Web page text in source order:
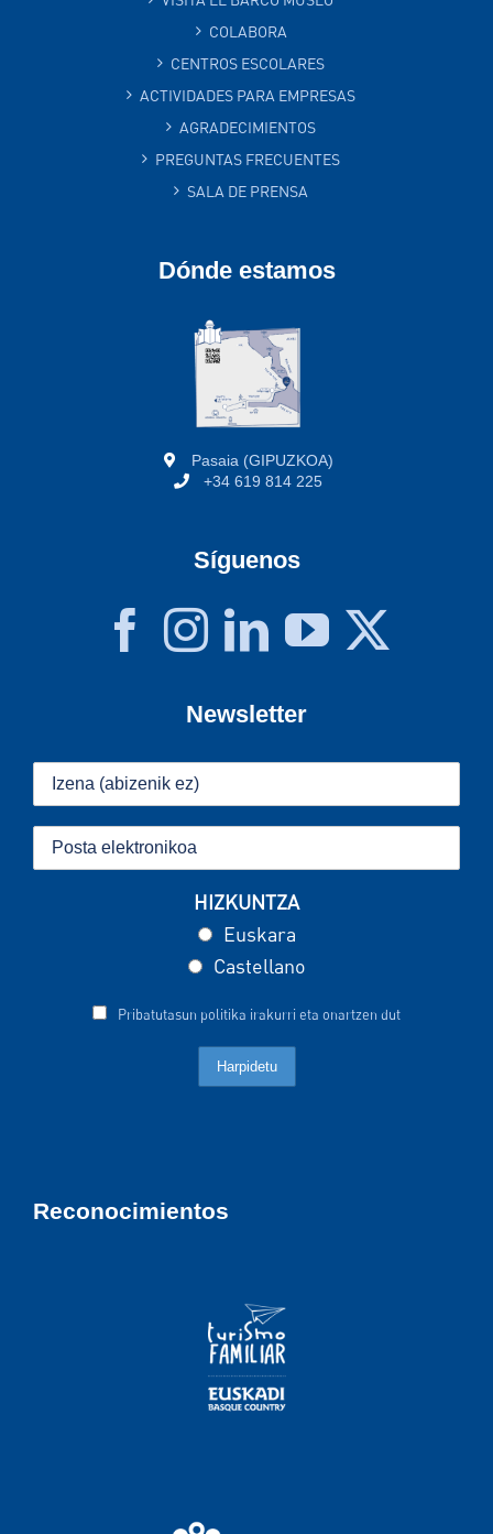
COLABORA
CENTROS ESCOLARES
ACTIVIDADES PARA EMPRESAS
AGRADECIMIENTOS
PREGUNTAS FRECUENTES
SALA DE PRENSA
Dónde estamos
Pasaia (GIPUZKOA)
+34 619 814 225
Síguenos
Newsletter
HIZKUNTZA
Euskara
Castellano
Pribatutasun politika irakurri eta onartzen dut
Reconocimientos